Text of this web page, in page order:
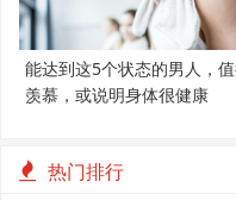
能达到这5个状态的男人，
羡慕，或说明身体很健康
热门排行